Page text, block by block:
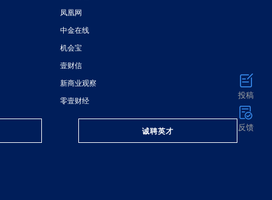
凤凰网
中金在线
机会宝
壹财信
新商业观察
零壹财经
诚聘英才
投稿
反馈